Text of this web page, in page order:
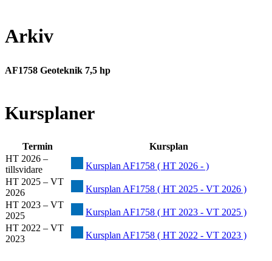
Arkiv
AF1758 Geoteknik 7,5 hp
Kursplaner
Termin
Kursplan
HT 2026 –
tillsvidare
Kursplan AF1758 ( HT 2026 - )
HT 2025 – VT
2026
Kursplan AF1758 ( HT 2025 - VT 2026 )
HT 2023 – VT
2025
Kursplan AF1758 ( HT 2023 - VT 2025 )
HT 2022 – VT
2023
Kursplan AF1758 ( HT 2022 - VT 2023 )